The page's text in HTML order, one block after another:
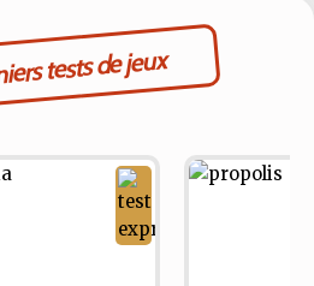
tests de jeux